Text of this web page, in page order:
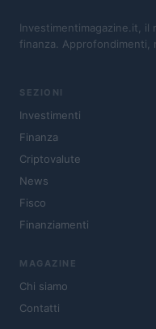
Investimentimagazine.it, il
finanza.
SEZIONI
Investimenti
Finanza
Criptovalute
News
Fisco
Finanziamenti
MAGAZINE
Chi siamo
Contatti